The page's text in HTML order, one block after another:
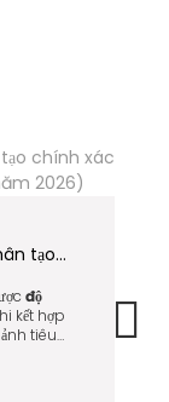
Máy phân tích da bằng trí tuệ nhân tạo chính xác đến mức nào? (Cẩm nang lâm sàng năm 2026)
độ
kết hợp
tiêu